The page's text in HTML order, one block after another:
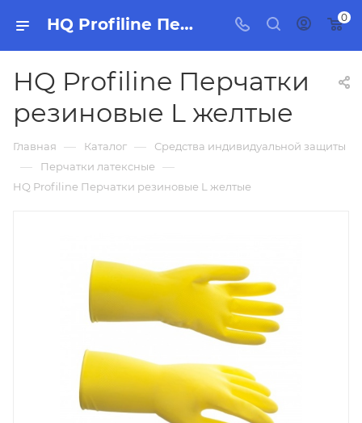
HQ Profiline Перчатки резиновые L желтые, бытовая химия, товары для уборки для дома и офиса. 0
HQ Profiline Перчатки
резиновые L желтые
Главная — Каталог — Средства индивидуальной защиты
— Перчатки латексные —
HQ Profiline Перчатки резиновые L желтые